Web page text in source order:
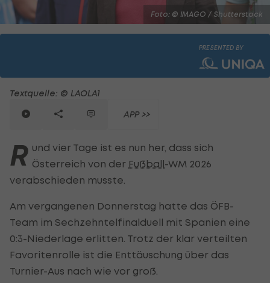
Foto: © IMAGO / Shutterstock
PRESENTED BY
Textquelle: © LAOLA1
APP >>
R und vier Tage ist es nun her, dass sich
Österreich von der Fußball-WM 2026
verabschieden musste.
Am vergangenen Donnerstag hatte das ÖFB-
Team im Sechzehntelfinalduell mit Spanien eine
0:3-Niederlage erlitten. Trotz der klar verteilten
Favoritenrolle ist die Enttäuschung über das
Turnier-Aus nach wie vor groß.